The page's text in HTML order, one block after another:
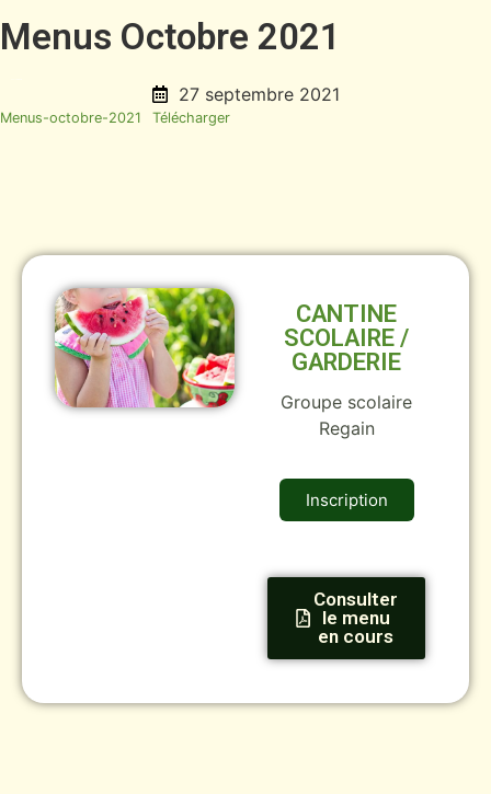
Menus Octobre 2021
27 septembre 2021
Menus-octobre-2021 Télécharger
CANTINE
SCOLAIRE /
GARDERIE
Groupe scolaire
Regain
Inscription
Consulter
le menu
en cours